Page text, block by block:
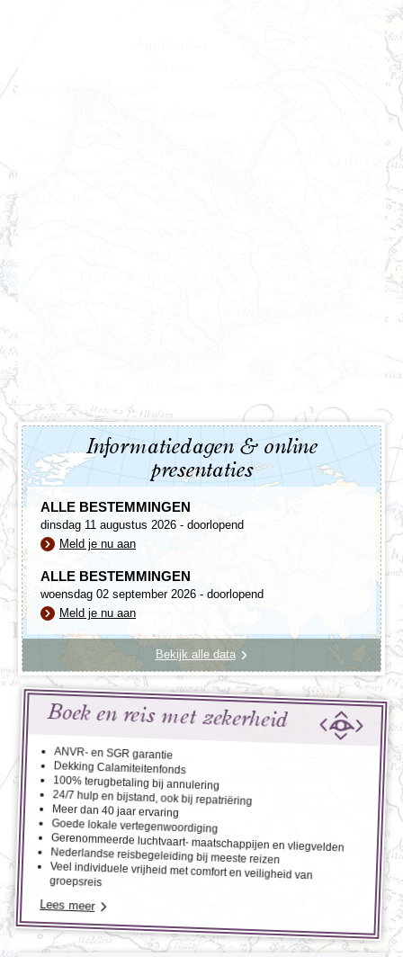
Informatiedagen & online
presentaties
ALLE BESTEMMINGEN
dinsdag 11 augustus 2026 - doorlopend
Meld je nu aan
ALLE BESTEMMINGEN
woensdag 02 september 2026 - doorlopend
Meld je nu aan
Bekijk alle data
Boek en reis met zekerheid
ANVR- en SGR garantie
Dekking Calamiteitenfonds
100% terugbetaling bij annulering
24/7 hulp en bijstand, ook bij repatriëring
Meer dan 40 jaar ervaring
Goede lokale vertegenwoordiging
Gerenommeerde luchtvaart- maatschappijen en vliegvelden
Nederlandse reisbegeleiding bij meeste reizen
Veel individuele vrijheid met comfort en veiligheid van
groepsreis
Lees meer